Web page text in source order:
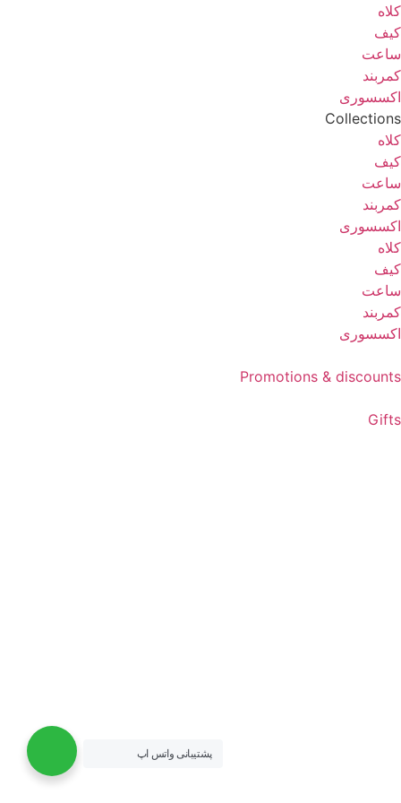
کلاه
کیف
ساعت
کمربند
اکسسوری
Collections
کلاه
کیف
ساعت
کمربند
اکسسوری
کلاه
کیف
ساعت
کمربند
اکسسوری
Promotions & discounts
Gifts
پشتیبانی واتس اپ